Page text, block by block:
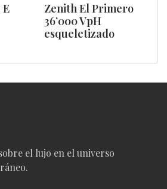
Zenith El Primero
36’000 VpH
esqueletizado
el lujo en el universo